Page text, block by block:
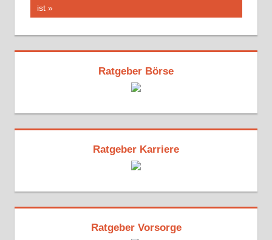
Beitrag:
ist
Ratgeber Börse
Ratgeber Karriere
Ratgeber Vorsorge